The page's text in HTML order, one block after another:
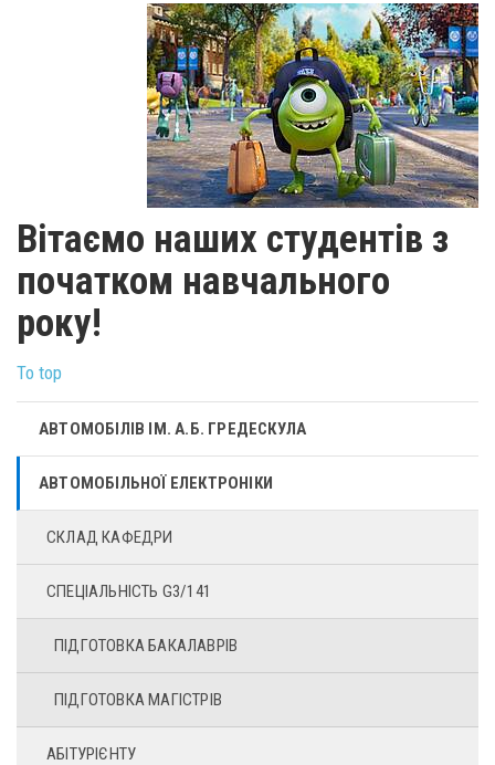
Вітаємо наших студентів з
початком навчального
року!
To top
АВТОМОБІЛІВ ІМ. А.Б. ГРЕДЕСКУЛА
АВТОМОБІЛЬНОЇ ЕЛЕКТРОНІКИ
СКЛАД КАФЕДРИ
СПЕЦІАЛЬНІСТЬ G3/141
ПІДГОТОВКА БАКАЛАВРІВ
ПІДГОТОВКА МАГІСТРІВ
АБІТУРІЄНТУ